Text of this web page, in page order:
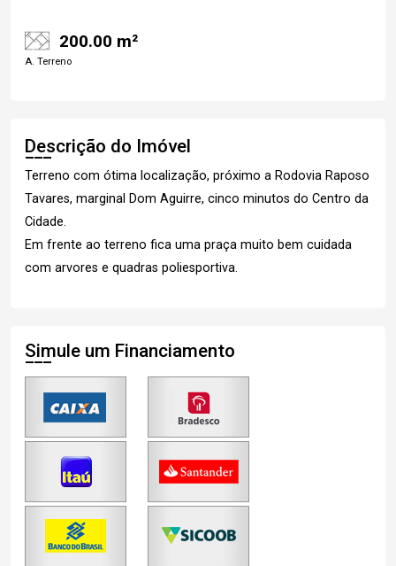
200.00 m²
A. Terreno
Descrição do Imóvel
Terreno com ótima localização, próximo a Rodovia Raposo
Tavares, marginal Dom Aguirre, cinco minutos do Centro da
Cidade.
Em frente ao terreno fica uma praça muito bem cuidada
com arvores e quadras poliesportiva.
Simule um Financiamento